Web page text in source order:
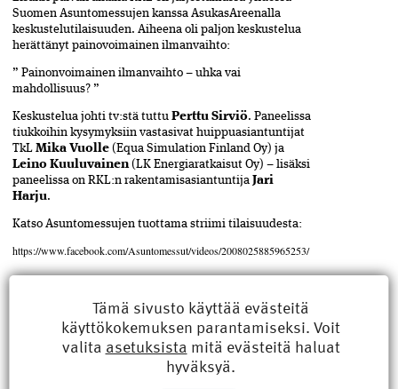
Suomen Asuntomessujen kanssa AsukasAreenalla
keskustelutilaisuuden. Aiheena oli paljon keskustelua
herättänyt painovoimainen ilmanvaihto:
” Painonvoimainen ilmanvaihto – uhka vai
mahdollisuus? ”
Keskustelua johti tv:stä tuttu Perttu Sirviö. Paneelissa
tiukkoihin kysymyksiin vastasivat huippuasiantuntijat
TkL Mika Vuolle (Equa Simulation Finland Oy) ja
Leino Kuuluvainen (LK Energiaratkaisut Oy) – lisäksi
paneelissa on RKL:n rakentamisasiantuntija Jari
Harju.
Katso Asuntomessujen tuottama striimi tilaisuudesta:
https://www.facebook.com/Asuntomessut/videos/2008025885965253/
Jaa
artikkeli
Tämä sivusto käyttää evästeitä
käyttökokemuksen parantamiseksi. Voit
valita asetuksista mitä evästeitä haluat
hyväksyä.